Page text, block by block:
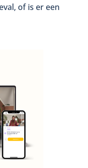
of is er een